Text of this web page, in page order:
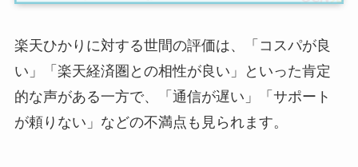
楽天ひかりに対する世間の評価は、「コスパが良
い」「楽天経済圏との相性が良い」といった肯定
的な声がある一方で、「通信が遅い」「サポート
が頼りない」などの不満点も見られます。